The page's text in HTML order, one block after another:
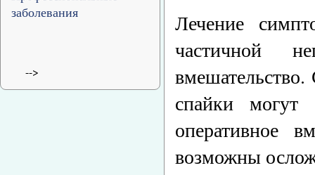
заболевания
-->
Лечение
частичной
спайки могут
оперативное
возможны